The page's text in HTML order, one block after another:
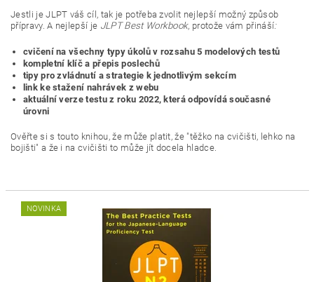
Jestli je JLPT váš cíl, tak je potřeba zvolit nejlepší možný způsob
přípravy. A nejlepší je JLPT Best Workbook, protože vám přináší:
cvičení na všechny typy úkolů v rozsahu 5 modelových testů
kompletní klíč a přepis poslechů
tipy pro zvládnutí a strategie k jednotlivým sekcím
link ke stažení nahrávek z webu
aktuální verze testu z roku 2022, která odpovídá současné
úrovni
Ověřte si s touto knihou, že může platit, že "těžko na cvičišti, lehko na
bojišti" a že i na cvičišti to může jít docela hladce.
NOVINKA